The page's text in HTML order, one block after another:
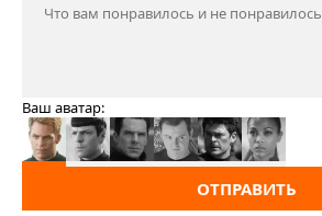
Ваш аватар:
ОТПРАВИТЬ